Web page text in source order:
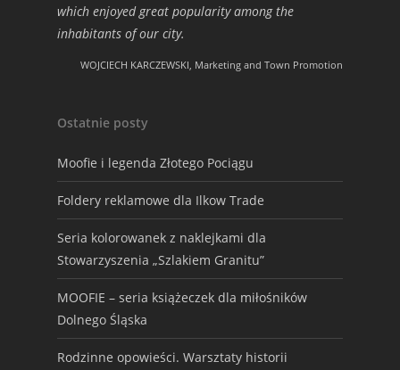
which enjoyed great popularity among the
inhabitants of our city.
WOJCIECH KARCZEWSKI, Marketing and Town Promotion
Ostatnie posty
Moofie i legenda Złotego Pociągu
Foldery reklamowe dla Ilkow Trade
Seria kolorowanek z naklejkami dla
Stowarzyszenia „Szlakiem Granitu”
MOOFIE – seria książeczek dla miłośników
Dolnego Śląska
Rodzinne opowieści. Warsztaty historii